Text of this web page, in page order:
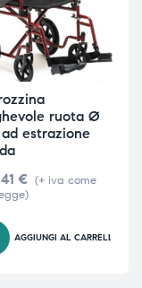
ruota Ø
estrazione
€ (+ iva come
AGGIUNGI AL CARRELLO